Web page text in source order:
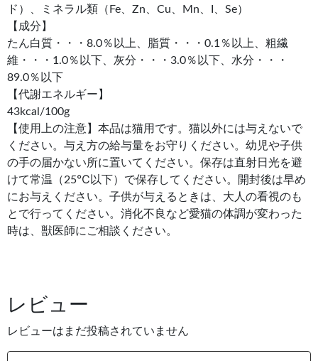
ド）、ミネラル類（Fe、Zn、Cu、Mn、I、Se）
【成分】
たん白質・・・8.0％以上、脂質・・・0.1％以上、粗繊
維・・・1.0％以下、灰分・・・3.0％以下、水分・・・
89.0％以下
【代謝エネルギー】
43kcal/100g
【使用上の注意】本品は猫用です。猫以外には与えないで
ください。与え方の給与量をお守りください。幼児や子供
の手の届かない所に置いてください。保存は直射日光を避
けて常温（25℃以下）で保存してください。開封後は早め
にお与えください。子供が与えるときは、大人の看視のも
とで行ってください。消化不良など愛猫の体調が変わった
時は、獣医師にご相談ください。
レビュー
レビューはまだ投稿されていません